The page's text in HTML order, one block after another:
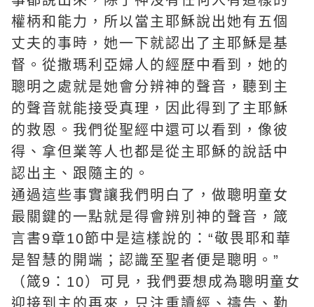
權柄和能力，所以當主耶穌說出她有五個
丈夫的事時，她一下就認出了主耶穌是基
督。從撒瑪利亞婦人的經歷中看到，她的
聰明之處就是她會分辨神的聲音，聽到主
的聲音就能接受真理 ，因此得到了主耶穌
的救恩。我們從聖經中還可以看到，像彼
得、拿但業等人也都是從主耶穌的說話中
認出主、跟隨主的。
通過這些事實讓我們明白了，做聰明童女
最關鍵的一點就是得會辨別神的聲音，箴
言書9章10節中是這樣說的：“敬畏耶和華
是智慧的開端；認識至聖者便是聰明。”
（箴9：10）可見，我們要想成為聰明童女
迎接到主的再來，只注重讀經、禱告、勤